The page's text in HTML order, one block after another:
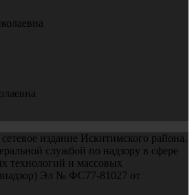
издание Искитимского района.
службой по надзору в сфере
технологий и массовых
Эл № ФС77-81027 от